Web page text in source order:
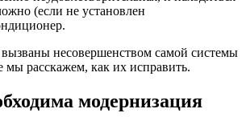
(если не установлен
вызваны несовершенством самой системы
расскажем, как их исправить.
модернизация